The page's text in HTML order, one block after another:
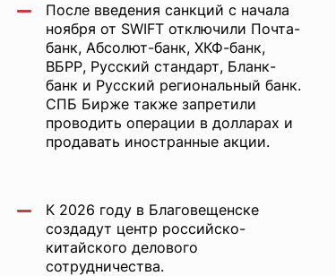
После введения санкций с начала
ноября от SWIFT отключили Почта-
банк, Абсолют-банк, ХКФ-банк,
ВБРР, Русский стандарт, Бланк-
банк и Русский региональный банк.
СПБ Бирже также запретили
проводить операции в долларах и
продавать иностранные акции.
К 2026 году в Благовещенске
создадут центр российско-
китайского делового
сотрудничества.